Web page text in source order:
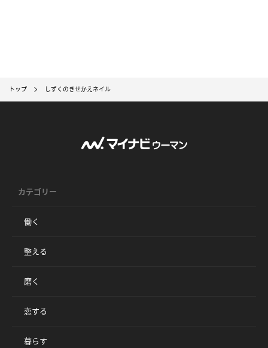
トップ しずくのきせかえネイル
カテゴリー
働く
整える
磨く
恋する
暮らす